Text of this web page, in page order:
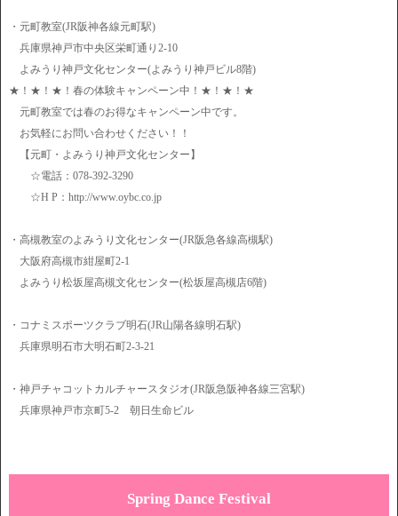
・元町教室(JR阪神各線元町駅)
兵庫県神戸市中央区栄町通り2-10
よみうり神戸文化センター(よみうり神戸ビル8階)
★！★！★！春の体験キャンペーン中！★！★！★
元町教室では春のお得なキャンペーン中です。
お気軽にお問い合わせください！！
【元町・よみうり神戸文化センター】
☆電話：078-392-3290
☆H P：http://www.oybc.co.jp
・高槻教室のよみうり文化センター(JR阪急各線高槻駅)
大阪府高槻市紺屋町2-1
よみうり松坂屋高槻文化センター(松坂屋高槻店6階)
・コナミスポーツクラブ明石(JR山陽各線明石駅)
兵庫県明石市大明石町2-3-21
・神戸チャコットカルチャースタジオ(JR阪急阪神各線三宮駅)
兵庫県神戸市京町5-2 朝日生命ビル
Spring Dance Festival